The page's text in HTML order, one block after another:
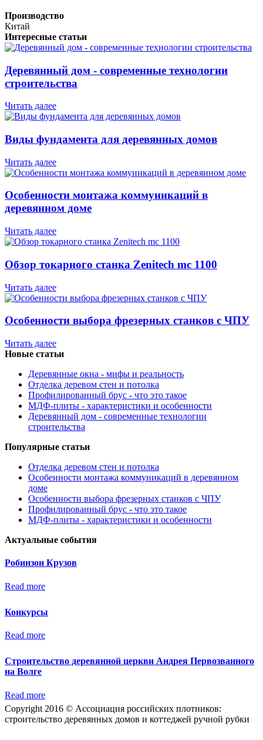
Производство
Китай
Интересные статьи
Деревянный дом - современные технологии
строительства
Читать далее
Виды фундамента для деревянных домов
Читать далее
Особенности монтажа коммуникаций в
деревянном доме
Читать далее
Обзор токарного станка Zenitech mc 1100
Читать далее
Особенности выбора фрезерных станков с ЧПУ
Читать далее
Новые статьи
Деревянные окна - мифы и реальность
Отделка деревом стен и потолка
Профилированный брус - что это такое
МДФ-плиты - характеристики и особенности
Деревянный дом - современные технологии
строительства
Популярные статьи
Отделка деревом стен и потолка
Особенности монтажа коммуникаций в деревянном
доме
Особенности выбора фрезерных станков с ЧПУ
Профилированный брус - что это такое
МДФ-плиты - характеристики и особенности
Актуальные события
Робинзон Крузов
Read more
Конкурсы
Read more
Строительство деревянной церкви Андрея Первозванного
на Волге
Read more
Copyright 2016 © Ассоциация российских плотников:
строительство деревянных домов и коттеджей ручной рубки